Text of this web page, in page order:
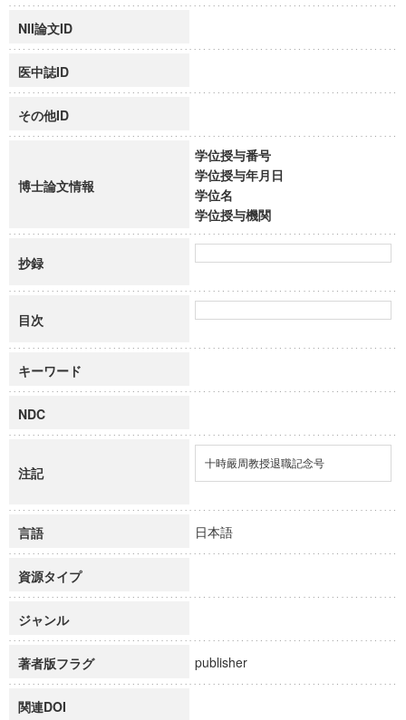
NII論文ID
医中誌ID
その他ID
博士論文情報
学位授与番号
学位授与年月日
学位名
学位授与機関
抄録
目次
キーワード
NDC
注記
十時嚴周教授退職記念号
言語 日本語
資源タイプ
ジャンル
著者版フラグ publisher
関連DOI